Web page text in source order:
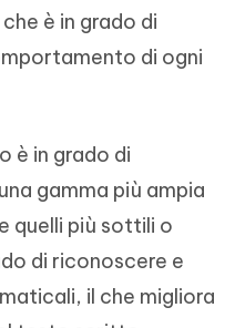
è in grado di
di ogni
è in grado di
gamma più ampia
quelli più sottili o
di riconoscere e
il che migliora